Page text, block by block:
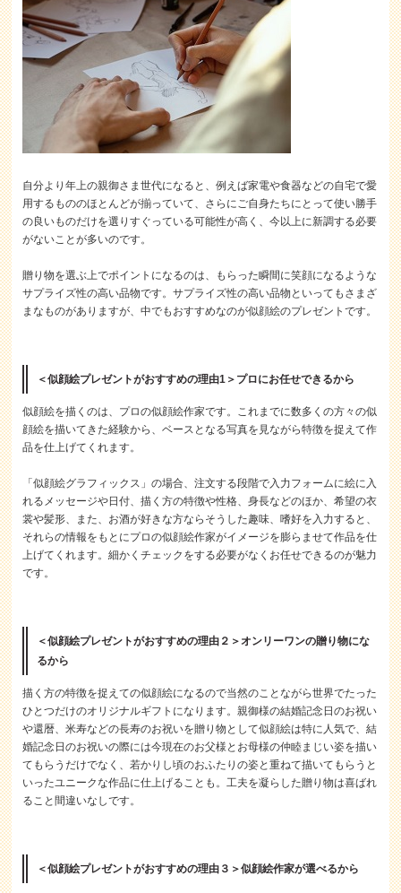
自分より年上の親御さま世代になると、例えば家電や食器などの自宅で愛
用するもののほとんどが揃っていて、さらにご自身たちにとって使い勝手
の良いものだけを選りすぐっている可能性が高く、今以上に新調する必要
がないことが多いのです。
贈り物を選ぶ上でポイントになるのは、もらった瞬間に笑顔になるような
サプライズ性の高い品物です。サプライズ性の高い品物といってもさまざ
まなものがありますが、中でもおすすめなのが似顔絵のプレゼントです。
＜似顔絵プレゼントがおすすめの理由1＞プロにお任せできるから
似顔絵を描くのは、プロの似顔絵作家です。これまでに数多くの方々の似
顔絵を描いてきた経験から、ベースとなる写真を見ながら特徴を捉えて作
品を仕上げてくれます。
「似顔絵グラフィックス」の場合、注文する段階で入力フォームに絵に入
れるメッセージや日付、描く方の特徴や性格、身長などのほか、希望の衣
裳や髪形、また、お酒が好きな方ならそうした趣味、嗜好を入力すると、
それらの情報をもとにプロの似顔絵作家がイメージを膨らませて作品を仕
上げてくれます。細かくチェックをする必要がなくお任せできるのが魅力
です。
＜似顔絵プレゼントがおすすめの理由２＞オンリーワンの贈り物にな
るから
描く方の特徴を捉えての似顔絵になるので当然のことながら世界でたった
ひとつだけのオリジナルギフトになります。親御様の結婚記念日のお祝い
や還暦、米寿などの長寿のお祝いを贈り物として似顔絵は特に人気で、結
婚記念日のお祝いの際には今現在のお父様とお母様の仲睦まじい姿を描い
てもらうだけでなく、若かりし頃のおふたりの姿と重ねて描いてもらうと
いったユニークな作品に仕上げることも。工夫を凝らした贈り物は喜ばれ
ること間違いなしです。
＜似顔絵プレゼントがおすすめの理由３＞似顔絵作家が選べるから